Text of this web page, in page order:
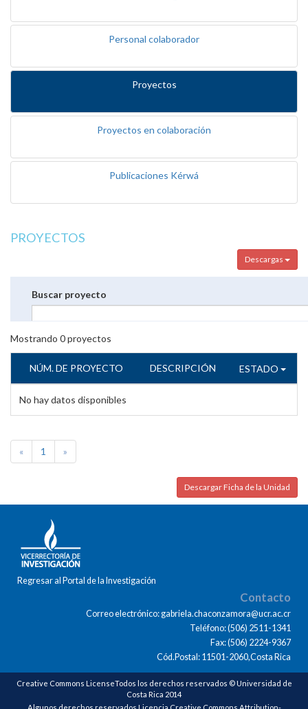
Personal colaborador
Proyectos
Proyectos en colaboración
Publicaciones Kérwá
PROYECTOS
Descargas
Buscar proyecto
Mostrando 0proyectos
NÚM. DE PROYECTO DESCRIPCIÓN ESTADO
No hay datos disponibles
« 1 »
Descargar Ficha de la Unidad
Regresar al Portal de la Investigación
Contacto
Correo electrónico: gabriela.chaconzamora@ucr.ac.cr
Teléfono: (506) 2511-1341
Fax: (506) 2224-9367
Cód.Postal: 11501-2060,Costa Rica
Creative Commons LicenseTodos los derechos reservados © Universidad de
Costa Rica 2014